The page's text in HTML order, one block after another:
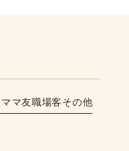
ママ友職場客その他